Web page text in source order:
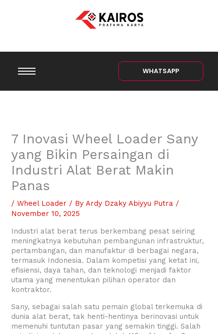
WHATSAPP
7 Inovasi Wheel Loader Sany
yang Bikin Persaingan di
Industri Alat Berat Makin
Panas
/Wheel Loader / By Ardy Dzaky Abiyyu Putra /
November 10, 2025
Industri alat berat terus berkembang pesat seiring
meningkatnya kebutuhan pembangunan infrastruktur,
pertambangan, dan manufaktur di berbagai negara,
termasuk Indonesia. Dalam kompetisi yang ketat ini,
efisiensi, daya tahan, dan teknologi menjadi faktor
utama yang menentukan pilihan operator dan
kontraktor.
Sany, sebagai salah satu pemain global terkemuka di
dunia alat berat, tak henti-hentinya berinovasi untuk
memenuhi tuntutan pasar yang semakin tinggi. Salah